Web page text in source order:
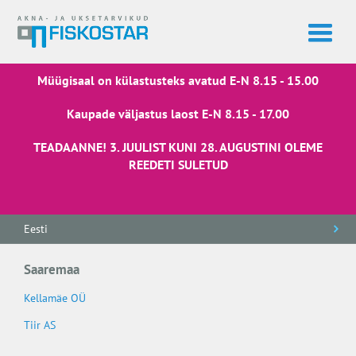
Müügisaal on külastusteks avatud E-N 8.15 - 15.00
Kaupade väljastus laost E-N 8.15 - 17.00
TEADAANNE! 3. JUULIST KUNI 28. AUGUSTINI OLEME
REEDETI SULETUD
Eesti
Saaremaa
Kellamäe OÜ
Tiir AS